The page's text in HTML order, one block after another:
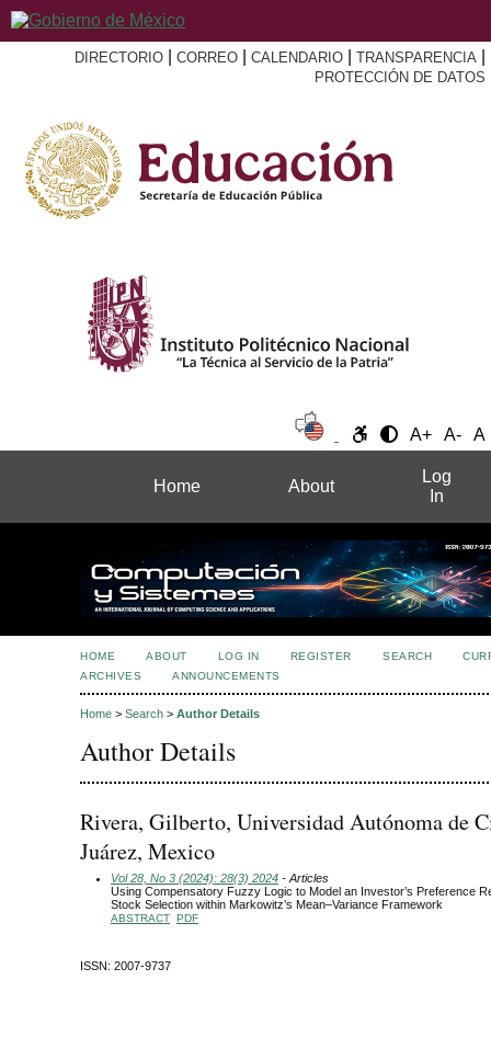
DIRECTORIO CORREO CALENDARIO TRANSPARENCIA
PROTECCIÓN DE DATOS
A+ A- A
Home About
Log
In
HOME ABOUT LOG IN REGISTER SEARCH
ARCHIVES
ANNOUNCEMENTS
Home > Search > Author Details
Author Details
Rivera, Gilberto, Universidad Autónoma de
Juárez, Mexico
Vol 28, No 3 (2024): 28(3) 2024 - Articles
Using Compensatory Fuzzy Logic to Model an Investor’s Preference
Stock Selection within Markowitz’s Mean–Variance Framework
ABSTRACT PDF
ISSN: 2007-9737